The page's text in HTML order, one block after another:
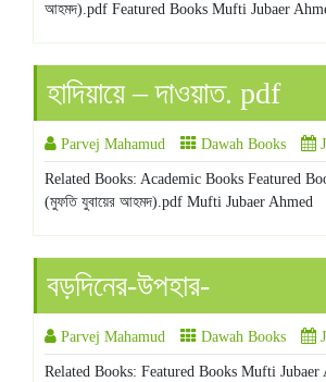
আহমদ).pdf Featured Books Mufti Jubaer
হাদিয়ায়ে – দাওয়াত. pdf
Parvej Mahamud Dawah Books
Related Books: Academic Books Featured
(মুফতি যুবায়ের আহমদ).pdf Mufti Jubaer Ahmed
বড়দিনের-উপহার-
Parvej Mahamud Dawah Books
Related Books: Featured Books Mufti Jubaer